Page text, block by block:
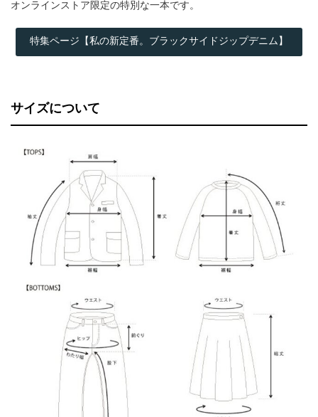
オンラインストア限定の特別な一本です。
特集ページ【私の新定番。ブラックサイドジップデニム】
サイズについて